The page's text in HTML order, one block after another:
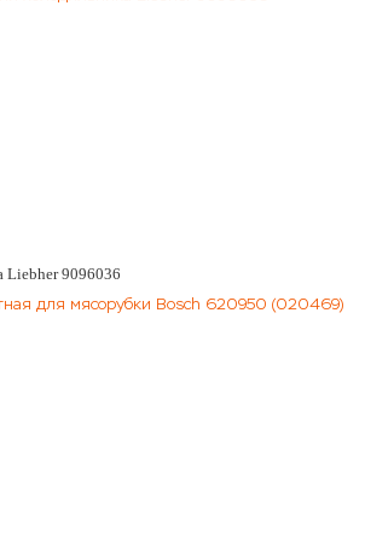
Liebher 9096036